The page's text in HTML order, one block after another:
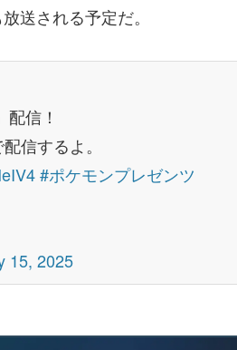
送される予定だ。
信！
信するよ。
#ポケモンプレゼンツ
15, 2025